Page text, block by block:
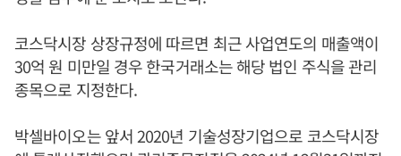
코스닥시장 상장규정에 따르면 최근 사업연도의 매출액이
30억 원 미만일 경우 한국거래소는 해당 법인 주식을 관리
종목으로 지정한다.
박셀바이오는 앞서 2020년 기술성장기업으로 코스닥시장